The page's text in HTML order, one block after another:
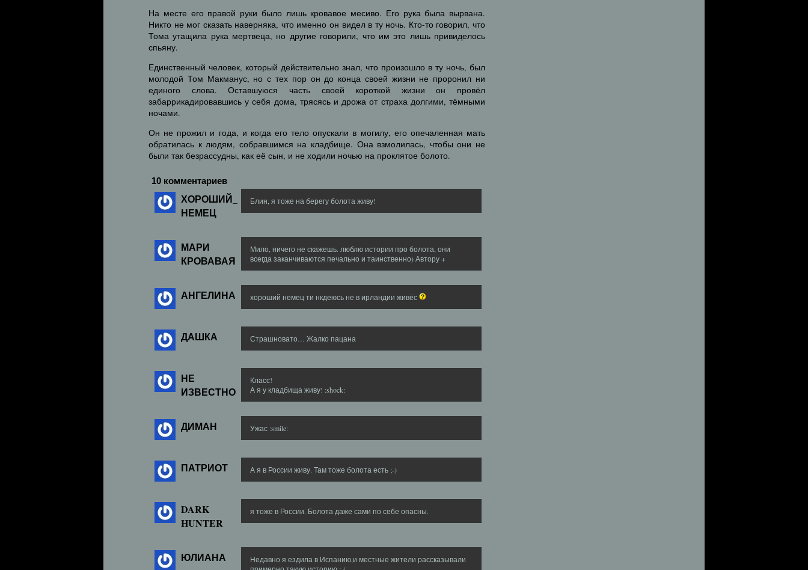
На месте его правой руки было лишь кровавое месиво. Его рука была вырвана.
Никто не мог сказать наверняка, что именно он видел в ту ночь. Кто-то говорил, что
Тома утащила рука мертвеца, но другие говорили, что им это лишь привиделось
спьяну.
Единственный человек, который действительно знал, что произошло в ту ночь, был
молодой Том Макманус, но с тех пор он до конца своей жизни не проронил ни
единого слова. Оставшуюся часть своей короткой жизни он провёл
забаррикадировавшись у себя дома, трясясь и дрожа от страха долгими, тёмными
ночами.
Он не прожил и года, и когда его тело опускали в могилу, его опечаленная мать
обратилась к людям, собравшимся на кладбище. Она взмолилась, чтобы они не
были так безрассудны, как её сын, и не ходили ночью на проклятое болото.
10 комментариев
ХОРОШИЙ_
НЕМЕЦ
Блин, я тоже на берегу болота живу!
МАРИ
КРОВАВАЯ
Мило, ничего не скажешь. люблю истории про болота, они
всегда заканчиваются печально и таинственно) Автору +
АНГЕЛИНА хороший немец ти нкдеюсь не в ирландии живёс
ДАШКА Страшновато… Жалко пацана
НЕ
ИЗВЕСТНО
Класс!
А я у кладбища живу! :shock:
ДИМАН Ужас :smile:
ПАТРИОТ А я в России живу. Там тоже болота есть ;-)
DARK
HUNTER
я тоже в России. Болота даже сами по себе опасны.
ЮЛИАНА
Недавно я ездила в Испанию,и местные жители рассказывали